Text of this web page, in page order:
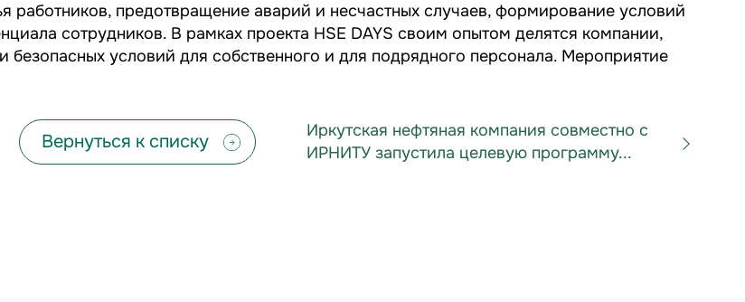
предотвращение аварий и несчастных случаев, формирование условий
сотрудников. В рамках проекта HSE DAYS своим опытом делятся компании,
условий для собственного и для подрядного персонала. Мероприятие
Вернуться к списку
Иркутская нефтяная компания совместно с
ИРНИТУ запустила целевую программу...